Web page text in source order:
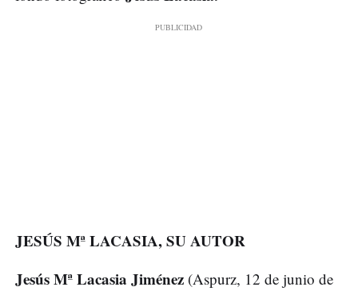
JESÚS Mª LACASIA, SU AUTOR
Jesús Mª Lacasia Jiménez (Aspurz, 12 de junio de